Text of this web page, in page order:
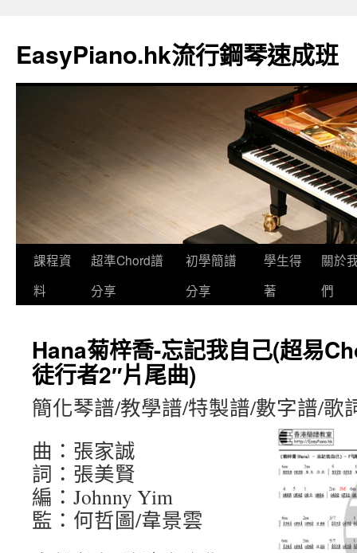
EasyPiano.hk流行鋼琴速成班
課程資
料
超準Chord譜
分享
初學簡譜
分享
學生得
著
關於
們
Hana菊梓喬-忘記我自己(超易
徒行者2″片尾曲)
簡化琴譜/教學譜/特製譜/數字譜/歌
曲：張家誠
詞：張美賢
編：Johnny Yim
監：何哲圖/韋景雲